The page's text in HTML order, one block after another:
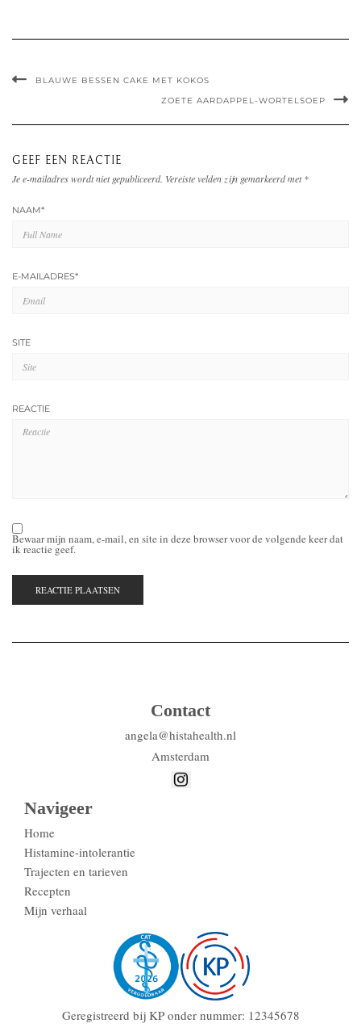
BLAUWE BESSEN CAKE MET KOKOS
ZOETE AARDAPPEL-WORTELSOEP
GEEF EEN REACTIE
Je e-mailadres wordt niet gepubliceerd. Vereiste velden zijn gemarkeerd met*
NAAM*
E-MAILADRES*
SITE
REACTIE
Bewaar mijn naam, e-mail, en site in deze browser voor de volgende keer dat
ik reactie geef.
Contact
angela@histahealth.nl
Amsterdam
Geregistreerd bij KP onder nummer: 12345678
Navigeer
Home
Histamine-intolerantie
Trajecten en tarieven
Recepten
Mijn verhaal